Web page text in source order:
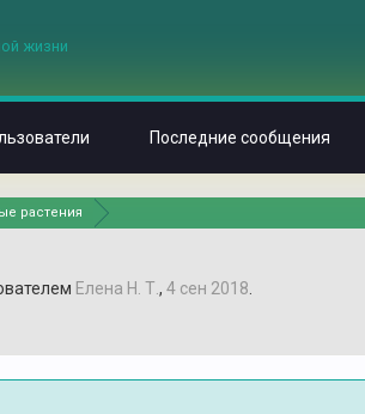
растения
Елена Н. Т. , 4 сен 2018
Последние сообщения